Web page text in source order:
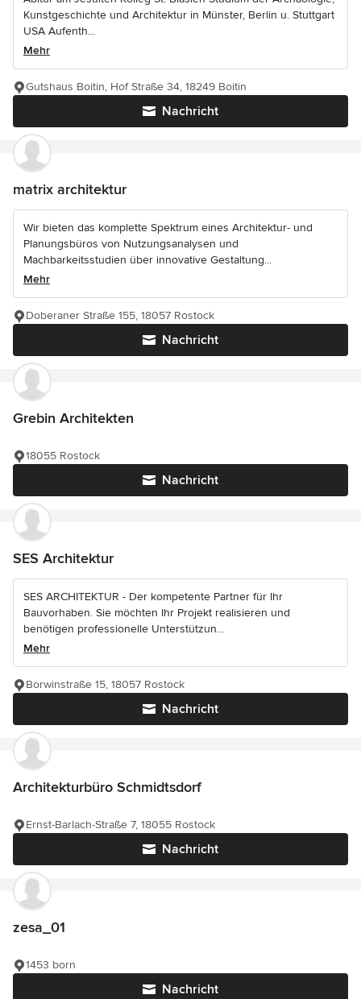
Kunstgeschichte und Architektur in Münster, Berlin u. Stuttgart
USA Aufenth...
Mehr
Nachricht
Gutshaus Boitin, Hof Straße 34, 18249 Boitin
matrix architektur
Wir bieten das komplette Spektrum eines Architektur- und
Planungsbüros von Nutzungsanalysen und
Machbarkeitsstudien über innovative Gestaltung...
Mehr
Nachricht
Doberaner Straße 155, 18057 Rostock
Grebin Architekten
Nachricht
18055 Rostock
SES Architektur
SES ARCHITEKTUR - Der kompetente Partner für Ihr
Bauvorhaben. Sie möchten Ihr Projekt realisieren und
benötigen professionelle Unterstützun...
Mehr
Nachricht
Borwinstraße 15, 18057 Rostock
Architekturbüro Schmidtsdorf
Nachricht
Ernst-Barlach-Straße 7, 18055 Rostock
zesa_01
Nachricht
1453 born